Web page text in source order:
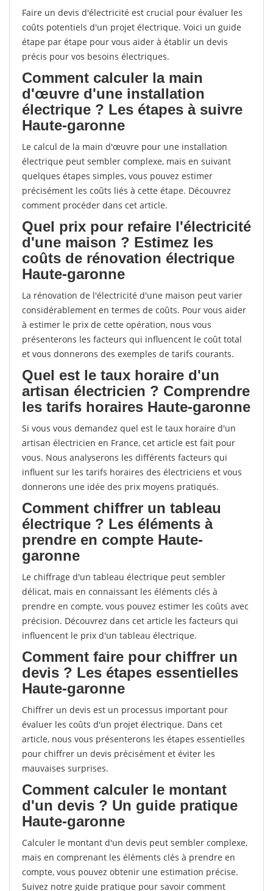
Faire un devis d'électricité est crucial pour évaluer les
coûts potentiels d'un projet électrique. Voici un guide
étape par étape pour vous aider à établir un devis
précis pour vos besoins électriques.
Comment calculer la main
d'œuvre d'une installation
électrique ? Les étapes à suivre
Haute-garonne
Le calcul de la main d'œuvre pour une installation
électrique peut sembler complexe, mais en suivant
quelques étapes simples, vous pouvez estimer
précisément les coûts liés à cette étape. Découvrez
comment procéder dans cet article.
Quel prix pour refaire l'électricité
d'une maison ? Estimez les
coûts de rénovation électrique
Haute-garonne
La rénovation de l'électricité d'une maison peut varier
considérablement en termes de coûts. Pour vous aider
à estimer le prix de cette opération, nous vous
présenterons les facteurs qui influencent le coût total
et vous donnerons des exemples de tarifs courants.
Quel est le taux horaire d'un
artisan électricien ? Comprendre
les tarifs horaires Haute-garonne
Si vous vous demandez quel est le taux horaire d'un
artisan électricien en France, cet article est fait pour
vous. Nous analyserons les différents facteurs qui
influent sur les tarifs horaires des électriciens et vous
donnerons une idée des prix moyens pratiqués.
Comment chiffrer un tableau
électrique ? Les éléments à
prendre en compte Haute-
garonne
Le chiffrage d'un tableau électrique peut sembler
délicat, mais en connaissant les éléments clés à
prendre en compte, vous pouvez estimer les coûts avec
précision. Découvrez dans cet article les facteurs qui
influencent le prix d'un tableau électrique.
Comment faire pour chiffrer un
devis ? Les étapes essentielles
Haute-garonne
Chiffrer un devis est un processus important pour
évaluer les coûts d'un projet électrique. Dans cet
article, nous vous présenterons les étapes essentielles
pour chiffrer un devis précisément et éviter les
mauvaises surprises.
Comment calculer le montant
d'un devis ? Un guide pratique
Haute-garonne
Calculer le montant d'un devis peut sembler complexe,
mais en comprenant les éléments clés à prendre en
compte, vous pouvez obtenir une estimation précise.
Suivez notre guide pratique pour savoir comment